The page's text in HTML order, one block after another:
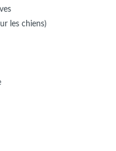
les chiens)